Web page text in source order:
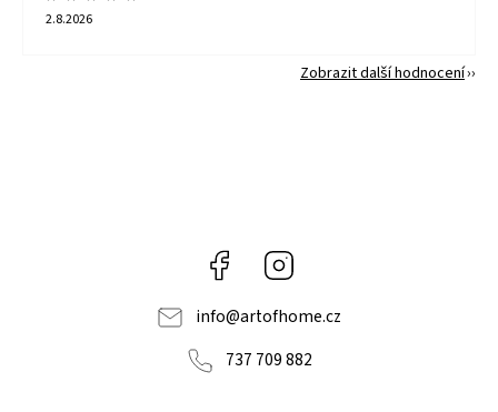
2.8.2026
Zobrazit další hodnocení
Facebook
info@artofhome.cz
737 709 882